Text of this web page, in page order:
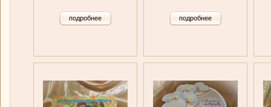
подробнее подробнее